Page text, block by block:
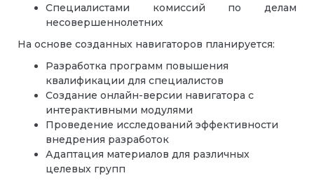
Специалистами комиссий по делам
несовершеннолетних
На основе созданных навигаторов планируется:
Разработка программ повышения
квалификации для специалистов
Создание онлайн-версии навигатора с
интерактивными модулями
Проведение исследований эффективности
внедрения разработок
Адаптация материалов для различных
целевых групп